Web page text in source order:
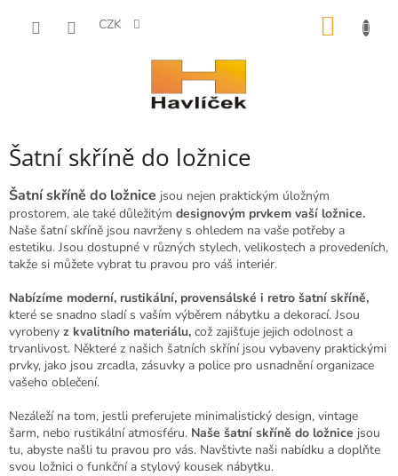
CZK
Šatní skříně do ložnice
Šatní skříně do ložnice jsou nejen praktickým úložným
prostorem, ale také důležitým designovým prvkem vaší ložnice.
Naše šatní skříně jsou navrženy s ohledem na vaše potřeby a
estetiku. Jsou dostupné v různých stylech, velikostech a provedeních,
takže si můžete vybrat tu pravou pro váš interiér.
Nabízíme moderní, rustikální, provensálské i retro šatní skříně,
které se snadno sladí s vaším výběrem nábytku a dekorací. Jsou
vyrobeny z kvalitního materiálu, což zajišťuje jejich odolnost a
trvanlivost. Některé z našich šatních skříní jsou vybaveny praktickými
prvky, jako jsou zrcadla, zásuvky a police pro usnadnění organizace
vašeho oblečení.
Nezáleží na tom, jestli preferujete minimalistický design, vintage
šarm, nebo rustikální atmosféru. Naše šatní skříně do ložnice jsou
tu, abyste našli tu pravou pro vás. Navštivte naši nabídku a doplňte
svou ložnici o funkční a stylový kousek nábytku.